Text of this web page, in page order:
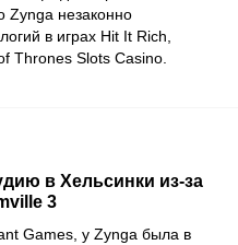
Zynga незаконно
в играх Hit It Rich,
Thrones Slots Casino.
в Хельсинки из-за
3
Games , у Zynga была в